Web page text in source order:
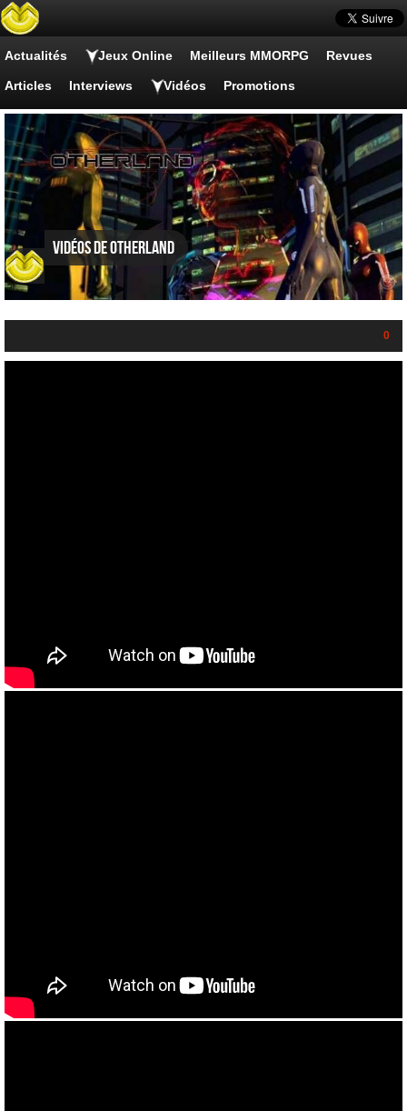
Actualités Jeux Online Meilleurs MMORPG Revues
Articles Interviews Vidéos Promotions
Vidéos de Otherland
0